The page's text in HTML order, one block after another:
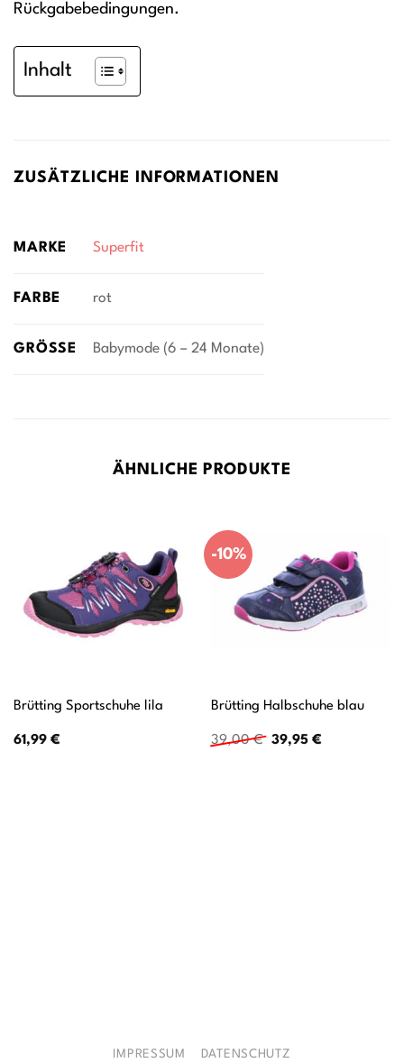
Rückgabebedingungen.
Inhalt
ZUSÄTZLICHE INFORMATIONEN
MARKE Superfit
FARBE rot
GRÖSSE Babymode (6 – 24 Monate)
ÄHNLICHE PRODUKTE
Brütting Sportschuhe lila
61,99 €
-10%
Brütting Halbschuhe blau
39,00€ Ursprünglicher
39,95 €Aktueller
IMPRESSUM DATENSCHUTZ